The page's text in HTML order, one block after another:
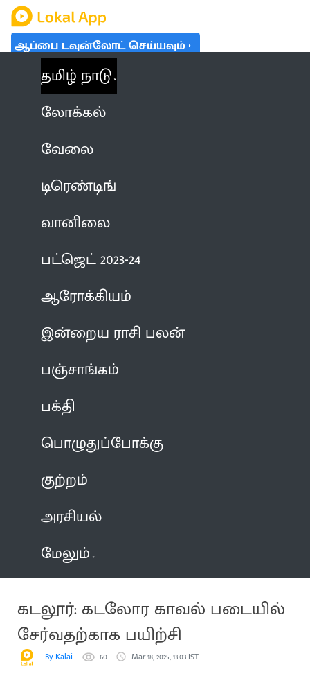
ஆப்பை டவுன்லோட் செய்யவும்
தமிழ் நாடு
லோக்கல்
வேலை
டிரெண்டிங்
வானிலை
பட்ஜெட் 2023-24
ஆரோக்கியம்
இன்றைய ராசி பலன்
பஞ்சாங்கம்
பக்தி
பொழுதுப்போக்கு
குற்றம்
அரசியல்
மேலும்
கடலூர்: கடலோர காவல் படையில்
சேர்வதற்காக பயிற்சி
By Kalai 60 Mar 18, 2025, 13:03 IST